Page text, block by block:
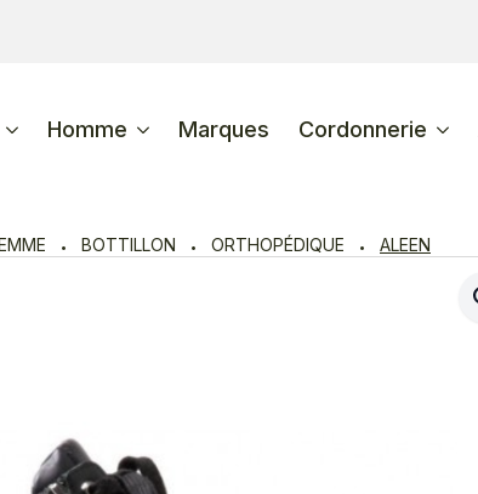
Homme Marques Cordonnerie
BOTTILLON ORTHOPÉDIQUE ALEEN